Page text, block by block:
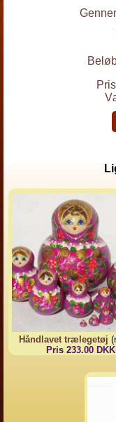
Håndlavet trælegetøj
Pris 233.00 DKK